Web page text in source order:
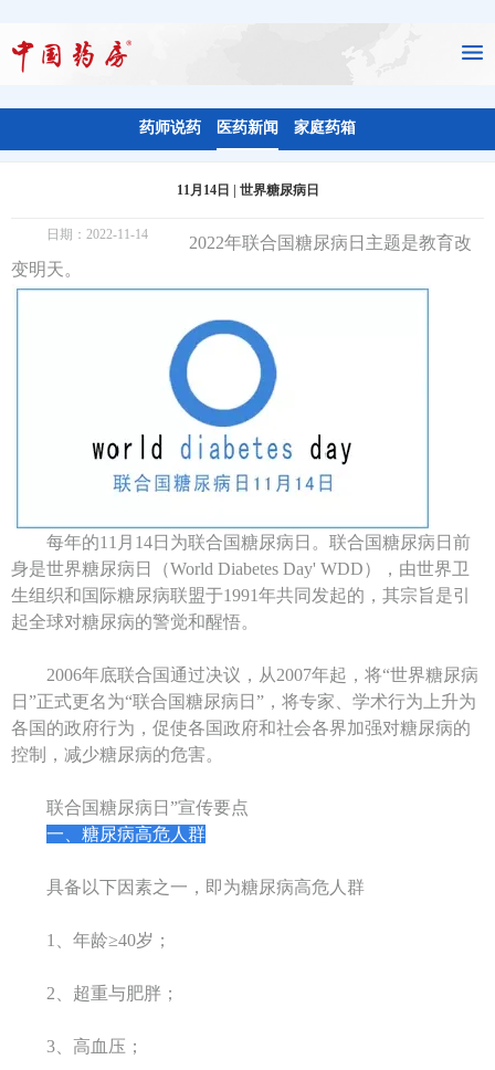
药师说药 医药新闻 家庭药箱
11月14日 | 世界糖尿病日
日期：2022-11-14
2022年联合国糖尿病日主题是教育改
变明天。
每年的11月14日为联合国糖尿病日。联合国糖尿病日前
身是世界糖尿病日（World Diabetes Day' WDD），由世界卫
生组织和国际糖尿病联盟于1991年共同发起的，其宗旨是引
起全球对糖尿病的警觉和醒悟。
2006年底联合国通过决议，从2007年起，将“世界糖尿病
日”正式更名为“联合国糖尿病日”，将专家、学术行为上升为
各国的政府行为，促使各国政府和社会各界加强对糖尿病的
控制，减少糖尿病的危害。
联合国糖尿病日”宣传要点
一、糖尿病高危人群
具备以下因素之一，即为糖尿病高危人群
1、年龄≥40岁；
2、超重与肥胖；
3、高血压；